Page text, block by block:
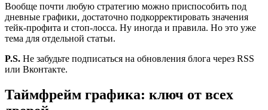
Вообще почти любую стратегию можно приспособить под
дневные графики, достаточно подкорректировать значения
тейк-профита и стоп-лосса. Ну иногда и правила. Но это уже
тема для отдельной статьи.
P.S. Не забудьте подписаться на обновления блога через RSS
или Вконтакте.
Таймфрейм графика: ключ от всех